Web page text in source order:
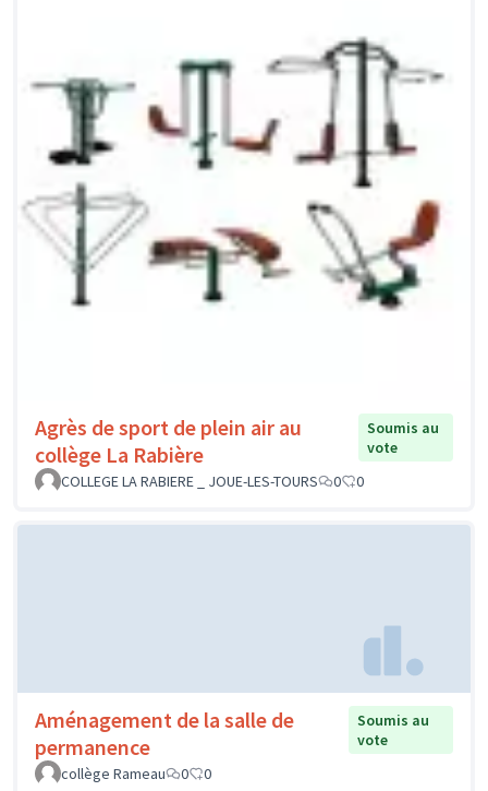
Agrès de sport de plein air au
collège La Rabière
Soumis au
vote
COLLEGE LA RABIERE _ JOUE-LES-TOURS
0 0
Aménagement de la salle de
permanence
Soumis au
vote
collège Rameau
0 0